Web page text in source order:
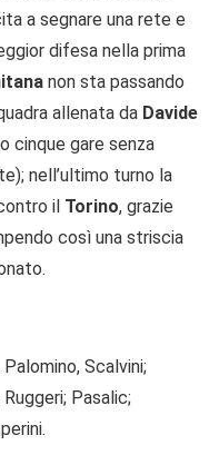
a segnare una rete e
difesa nella prima
non sta passando
allenata da Davide
cinque gare senza
nell’ultimo turno la
il Torino, grazie
così una striscia
Scalvini;
Pasalic;